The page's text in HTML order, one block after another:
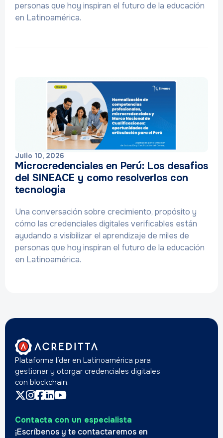
personas que hoy inspiran el futuro de la educación
en Latinoamérica.
Julio 10, 2026
Microcredenciales en Perú: Los desafios
del SINEACE y como resolverlos con
tecnologia
Una conversación sobre crecimiento, propósito y
cómo las credenciales digitales verificables están
ayudando a visibilizar el aprendizaje de miles de
personas que hoy inspiran el futuro de la educación
en Latinoamérica.
Plataforma líder en Latinoamérica para
gestionar y otorgar credenciales digitales
con blockchain.
Contacta con un especialista
¡Escríbenos y te contactaremos en